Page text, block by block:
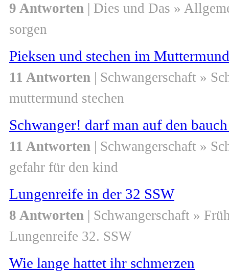
9 Antworten | Dies und Das »
sorgen
Pieksen und stechen im Muttermund
11 Antworten | Schwangerschaft »
muttermund stechen
Schwanger! darf man auf den
11 Antworten | Schwangerschaft »
gefahr für den kind
Lungenreife in der 32 SSW
8 Antworten | Schwangerschaft »
Lungenreife 32. SSW
Wie lange hattet ihr schmerzen